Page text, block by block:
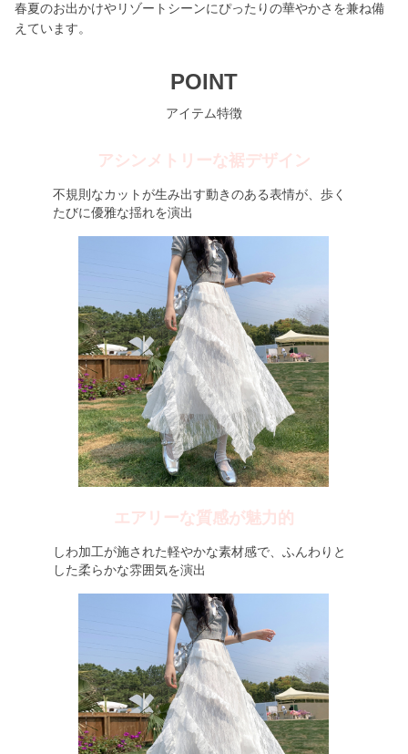
春夏のお出かけやリゾートシーンにぴったりの華やかさを兼ね備
えています。
POINT
アイテム特徴
アシンメトリーな裾デザイン
不規則なカットが生み出す動きのある表情が、歩く
たびに優雅な揺れを演出
エアリーな質感が魅力的
しわ加工が施された軽やかな素材感で、ふんわりと
した柔らかな雰囲気を演出